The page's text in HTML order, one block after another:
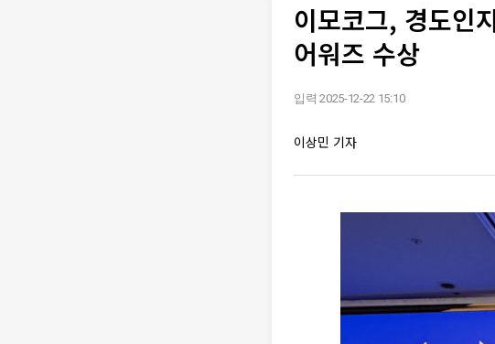
이모코그, 경도인
어워즈 수상
입력 2025-12-22 15:10
이상민 기자